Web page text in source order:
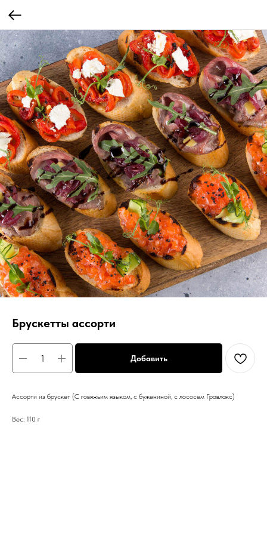
Брускетты ассорти
Добавить
Ассорти из брускет (С говяжьим языком, с бужениной, с лососем Гравлакс)
Вес: 110 г